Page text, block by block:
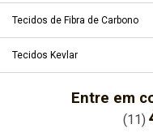
Tecidos de Fibra de Carbono
Tecidos Kevlar
Entre em
(11)